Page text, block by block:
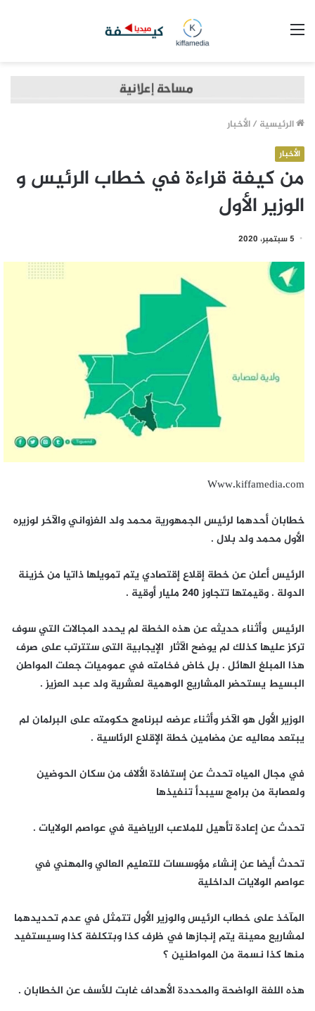
الرئيسية /الأخبار
الأخبار
من كيفة قراءة في خطاب الرئيس و
الوزير الأول
5 سبتمبر، 2020
Www.kiffamedia.com
خطابان أحدهما لرئيس الجمهورية محمد ولد الغزواني والآخر لوزيره
الأول محمد ولد بلال .
الرئيس أعلن عن خطة إقلاع إقتصادي يتم تمويلها ذاتيا من خزينة
الدولة . وقيمتها تتجاوز 240 مليار أوقية .
الرئيس وأثناء حديثه عن هذه الخطة لم يحدد المجالات التي سوف
تركز عليها كذلك لم يوضح الآثار الإيجابية التى ستترتب على صرف
هذا المبلغ الهائل . بل خاض فخامته في عموميات جعلت المواطن
البسيط يستحضر المشاريع الوهمية لعشرية ولد عبد العزيز .
الوزير الأول هو الآخر وأثناء عرضه لبرنامج حكومته على البرلمان لم
يبتعد معاليه عن مضامين خطة الإقلاع الرئاسية .
في مجال المياه تحدث عن إستفادة الألاف من سكان الحوضين
ولعصابة من برامج سيبدأ تنفيذها
تحدث عن إعادة تأهيل للملاعب الرياضية في عواصم الولايات .
تحدث أيضا عن إنشاء مؤوسسات للتعليم العالي والمهني في
عواصم الولايات الداخلية
المآخذ على خطاب الرئيس والوزير الأول تتمثل في عدم تحديدهما
لمشاريع معينة يتم إنجازها في ظرف كذا وبتكلفة كذا وسيستفيد
منها كذا نسمة من المواطنين ؟
هذه اللغة الواضحة والمحددة الأهداف غابت للأسف عن الخطابان .